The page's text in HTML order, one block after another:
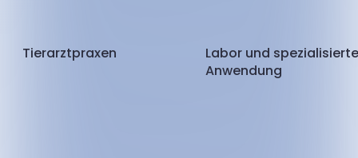
Tierarztpraxen
Labor und spezialisierte
Anwendung